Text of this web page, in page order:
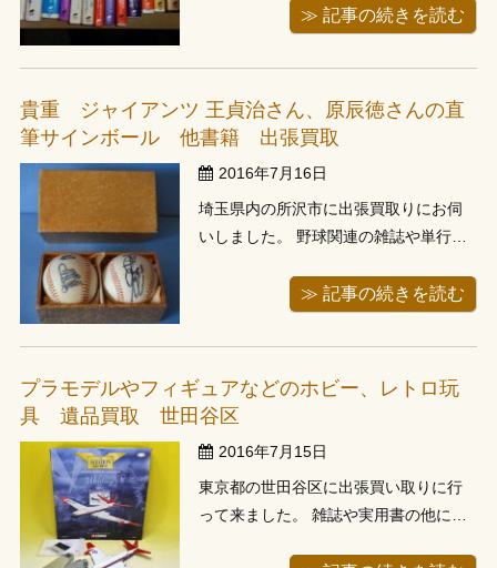
客様宅のマンションにお伺い、すぐ側
ラガラとお伺いします。 お伺いします
と玄関のところに段ボール箱に入れて
用意してあります。中を拝見します
と、ヒー...
≫ 記事の続きを読む
貴重 ジャイアンツ 王貞治さん、原辰徳さんの直
筆サインボール 他書籍 出張買取
2016年7月16日
埼玉県内の所沢市に出張買取りにお伺
いしました。 野球関連の雑誌や単行
させて頂きました。 お伺いするとすで
ご用意しておいてありました。 拝見さ
せて頂きますとお電話でお伺いしてい
た通り、野球関連の本が多数ございま
す。...
≫ 記事の続きを読む
プラモデルやフィギュアなどのホビー、レトロ玩
具 遺品買取 世田谷区
2016年7月15日
東京都の世田谷区に出張買い取りに行
って来ました。 雑誌や実用書の他にプ